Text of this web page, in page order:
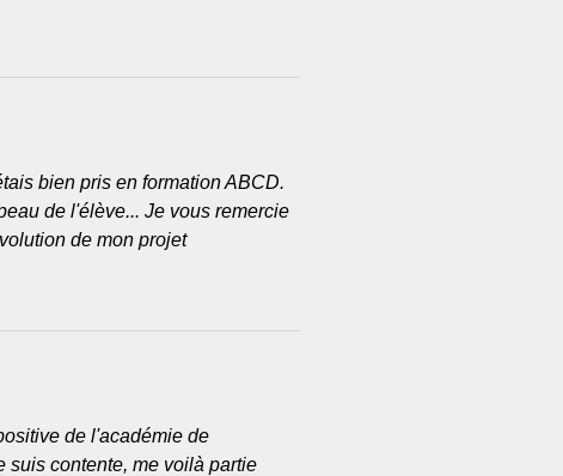
bien pris en formation ABCD.
de l'élève... Je vous remercie
de mon projet
de l'académie de
suis contente, me voilà partie